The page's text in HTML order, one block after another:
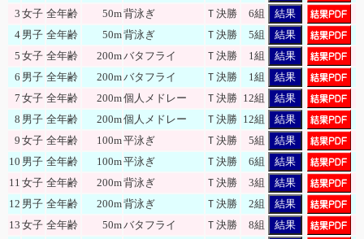
3 女子 全年齢 50m背泳ぎ Ｔ決勝 6組
結果
4 男子 全年齢 50m背泳ぎ Ｔ決勝 5組
結果
5 女子 全年齢 200mバタフライ Ｔ決勝 1組
結果
6 男子 全年齢 200mバタフライ Ｔ決勝 1組
結果
7 女子 全年齢 200m個人メドレー Ｔ決勝 12組
結果
8 男子 全年齢 200m個人メドレー Ｔ決勝 12組
結果
9 女子 全年齢 100m平泳ぎ Ｔ決勝 5組
結果
10 男子 全年齢 100m平泳ぎ Ｔ決勝 6組
結果
11 女子 全年齢 200m背泳ぎ Ｔ決勝 3組
結果
12 男子 全年齢 200m背泳ぎ Ｔ決勝 2組
結果
13 女子 全年齢 50mバタフライ Ｔ決勝 8組
結果